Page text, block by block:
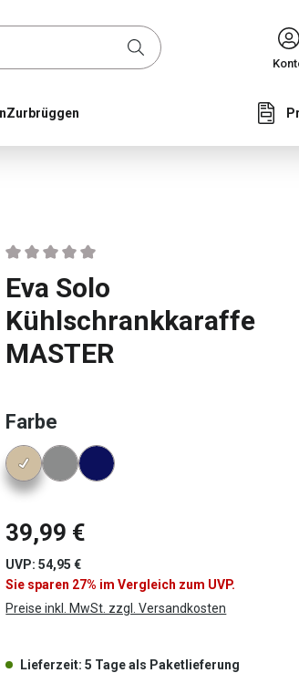
Durchschnittliche Bewertung von 0 von 5
Eva Solo
Kühlschrankkaraffe
MASTER
Farbe
Konfigurator Farbe
39,99 €
UVP: 54,95 €
Sie sparen 27% im Vergleich zum UVP.
Preise inkl. MwSt. zzgl. Versandkosten
Lieferzeit: 5 Tage als Paketlieferung